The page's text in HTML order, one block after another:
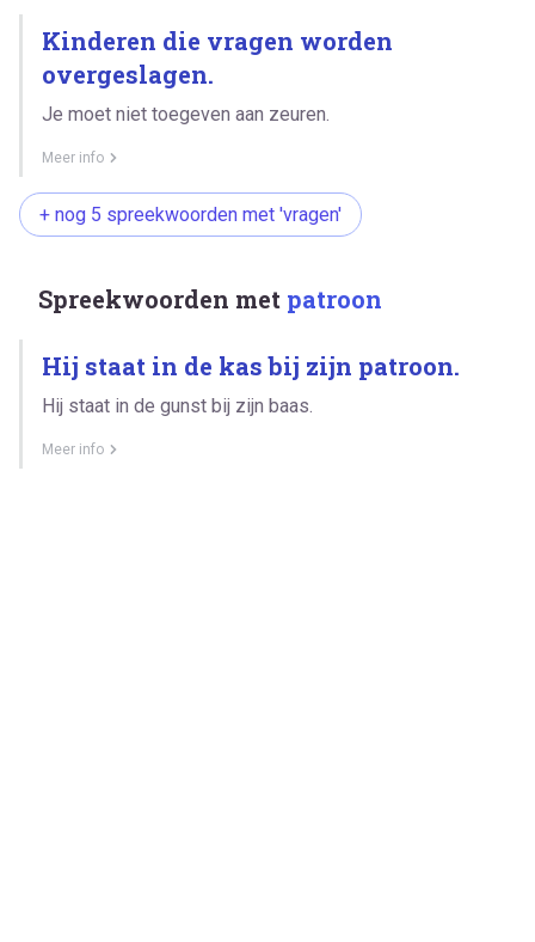
Kinderen die vragen worden
overgeslagen.
Je moet niet toegeven aan zeuren.
Meer info
+ nog 5 spreekwoorden met 'vragen'
Spreekwoorden met patroon
Hij staat in de kas bij zijn patroon.
Hij staat in de gunst bij zijn baas.
Meer info